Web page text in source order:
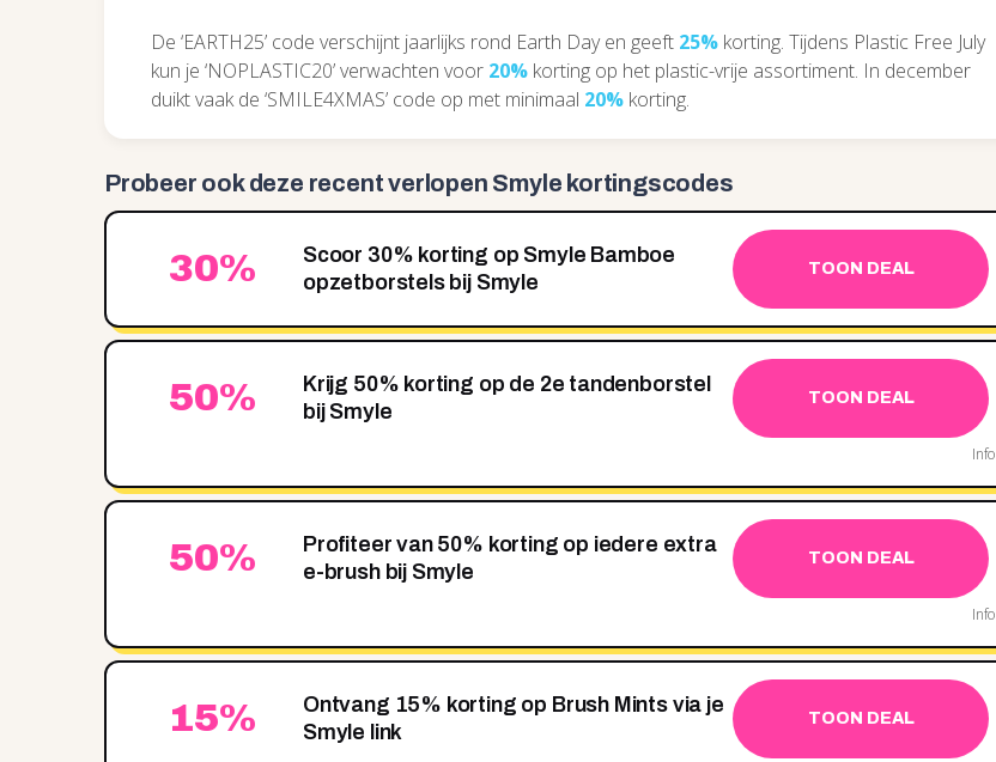
De ‘EARTH25’ code verschijnt jaarlijks rond Earth Day en geeft 25% korting. Tijdens Plastic Free July
kun je ‘NOPLASTIC20’ verwachten voor 20% korting op het plastic-vrije assortiment. In december
duikt vaak de ‘SMILE4XMAS’ code op met minimaal 20% korting.
Probeer ook deze recentverlopen Smyle kortingscodes
30%
Scoor 30% korting op Smyle Bamboe
opzetborstels bij Smyle
TOON DEAL
50%
Krijg 50% korting op de 2e tandenborstel
bij Smyle
TOON DEAL
Info
50%
Profiteer van 50% korting op iedere extra
e-brush bij Smyle
TOON DEAL
Info
15%
Ontvang 15% korting op Brush Mints via je
Smyle link
TOON DEAL